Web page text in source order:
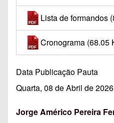
Lista de formandos
Cronograma (68.05
Data Publicação Pauta
Quarta, 08 de Abril de
Jorge Américo Pereira